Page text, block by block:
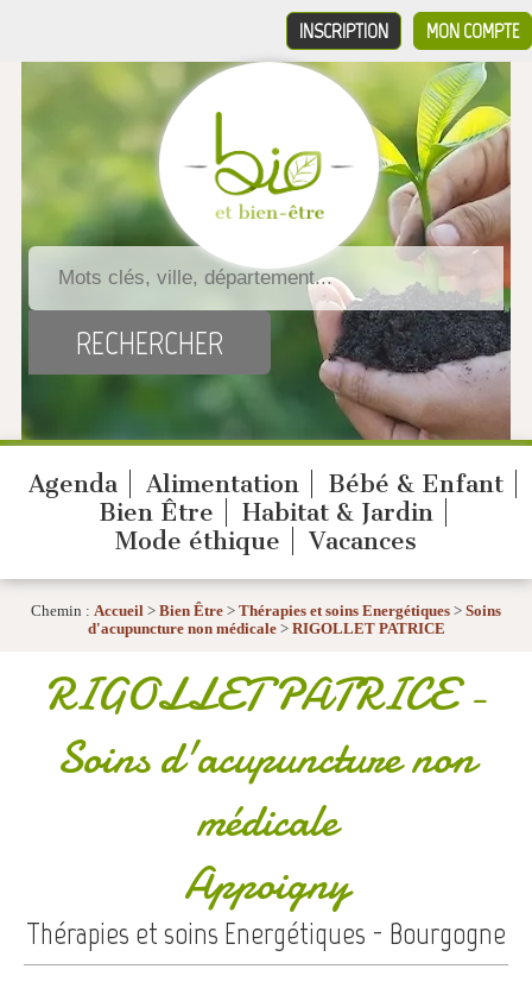
MON COMPTE
INSCRIPTION
Agenda Alimentation
Bébé & Enfant
Bien Être
Habitat & Jardin
Mode éthique
Vacances
Chemin : Accueil > Bien Être > Thérapies et soins Energétiques > Soins
d'acupuncture non médicale> RIGOLLET PATRICE
RIGOLLET PATRICE-
Soins d'acupuncture non
médicale
Appoigny
Thérapies et soins Energétiques - Bourgogne